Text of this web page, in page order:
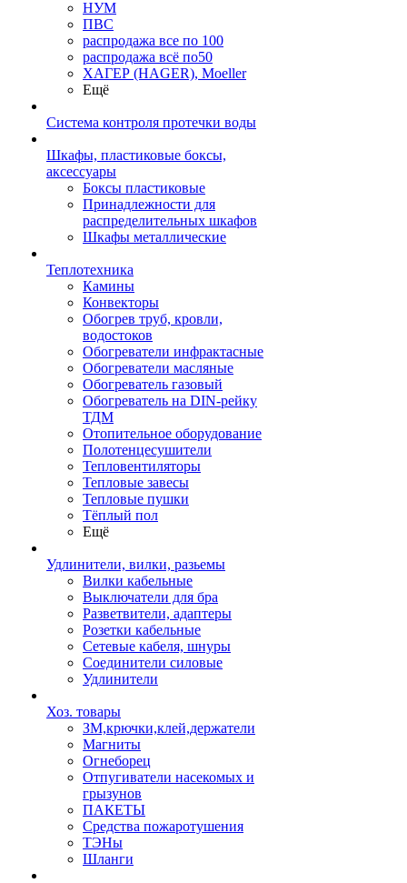
НУМ
ПВС
распродажа все по 100
распродажа всё по50
ХАГЕР (HAGER), Moeller
Ещё
Система контроля протечки воды
Шкафы, пластиковые боксы,
аксессуары
Боксы пластиковые
Принадлежности для
распределительных шкафов
Шкафы металлические
Теплотехника
Камины
Конвекторы
Обогрев труб, кровли,
водостоков
Обогреватели инфрактасные
Обогреватели масляные
Обогреватель газовый
Обогреватель на DIN-рейку
ТДМ
Отопительное оборудование
Полотенцесушители
Тепловентиляторы
Тепловые завесы
Тепловые пушки
Тёплый пол
Ещё
Удлинители, вилки, разьемы
Вилки кабельные
Выключатели для бра
Разветвители, адаптеры
Розетки кабельные
Сетевые кабеля, шнуры
Соединители силовые
Удлинители
Хоз. товары
ЗМ,крючки,клей,держатели
Магниты
Огнеборец
Отпугиватели насекомых и
грызунов
ПАКЕТЫ
Средства пожаротушения
ТЭНы
Шланги